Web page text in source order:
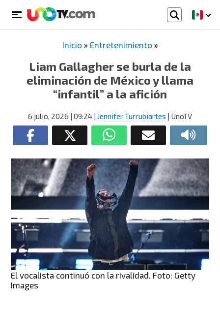
Inicio » Entretenimiento »
Liam Gallagher se burla de la
eliminación de México y llama
“infantil” a la afición
6 julio, 2026 | 09:24 | Jennifer Turrubiartes | UnoTV
El vocalista continuó con la rivalidad. Foto: Getty
Images